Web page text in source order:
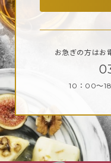
お急ぎの方はお
10：00～